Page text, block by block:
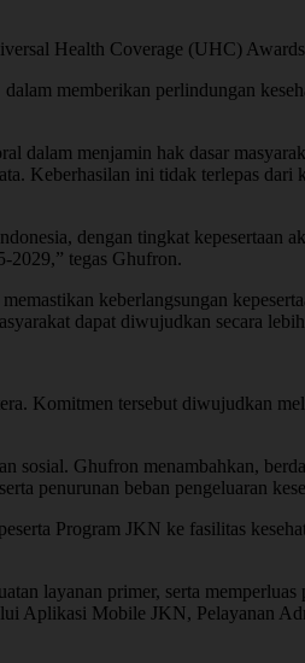
Health Coverage (UHC)
memberikan perlindungan
dalam menjamin hak dasar
Keberhasilan ini tidak terlepas dari
dengan tingkat kepesertaan
2029,” tegas Ghufron.
keberlangsungan
dapat diwujudkan secara
Komitmen tersebut diwujudkan
sosial. Ghufron menambahkan,
penurunan beban pengeluaran
Program JKN ke fasilitas
layanan primer, serta
Aplikasi Mobile JKN, Pelayanan